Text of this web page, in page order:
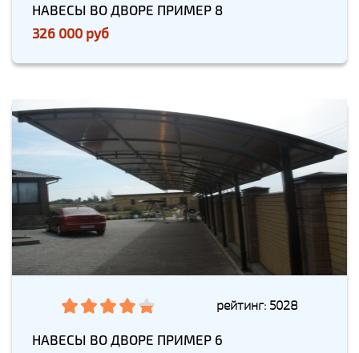
НАВЕСЫ ВО ДВОРЕ ПРИМЕР 8
326 000 руб
рейтинг: 5028
НАВЕСЫ ВО ДВОРЕ ПРИМЕР 6